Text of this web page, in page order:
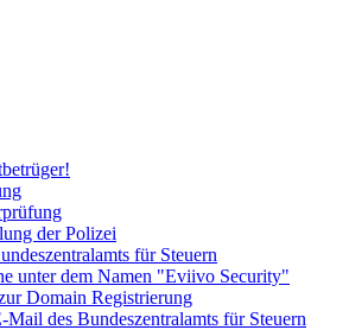
der Polizei
für Steuern
unter dem Namen "Eviivo Security"
Domain Registrierung
des Bundeszentralamts für Steuern